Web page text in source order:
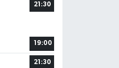
21:30
19:00
21:30